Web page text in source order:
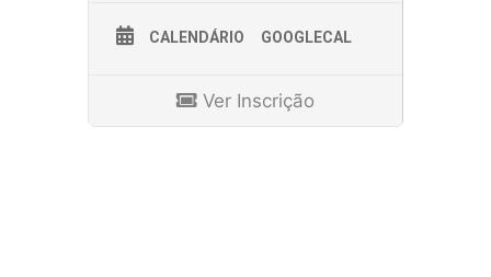
CALENDÁRIO GOOGLECAL
Ver Inscrição